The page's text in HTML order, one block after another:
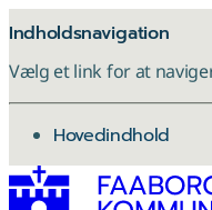
Indholdsnavigation
Vælg et link for at
gå til
Hovedindhold